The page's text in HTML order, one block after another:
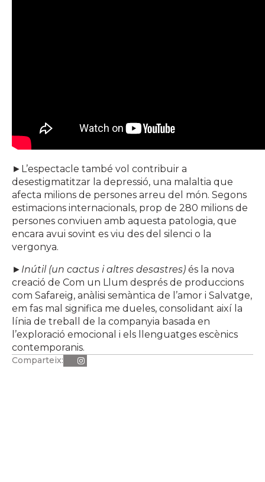
►L’espectacle també vol contribuir a
desestigmatitzar la depressió, una malaltia que
afecta milions de persones arreu del món. Segons
estimacions internacionals, prop de 280 milions de
persones conviuen amb aquesta patologia, que
encara avui sovint es viu des del silenci o la
vergonya.
► Inútil (un cactus i altres desastres) és la nova
creació de Com un Llum després de produccions
com Safareig, anàlisi semàntica de l’amor i Salvatge,
em fas mal significa me dueles, consolidant així la
línia de treball de la companyia basada en
l’exploració emocional i els llenguatges escènics
contemporanis.
Comparteix: